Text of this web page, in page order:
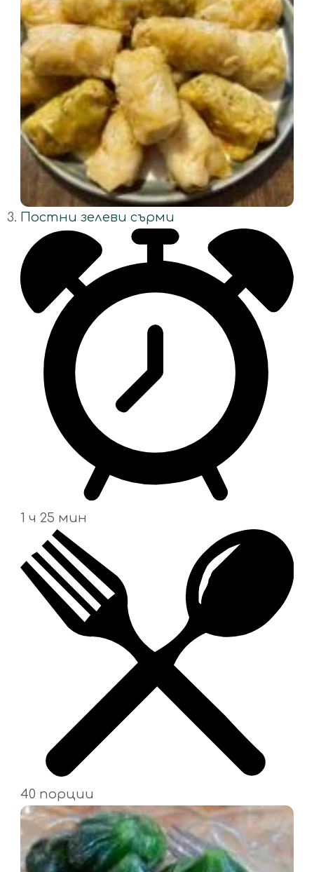
Постни зелеви сърми
1 ч 25 мин
40 порции